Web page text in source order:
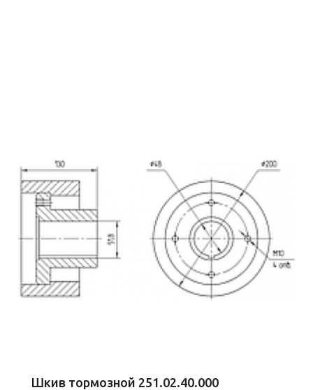
Шкив тормозной 251.02.40.000